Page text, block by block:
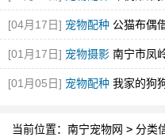
[04月17日] 宠物配种 公猫布偶
[01月17日] 宠物摄影 南宁市凤
影艺术节[图]
[01月05日] 宠物配种 我家的狗
当前位置： 南宁宠物网 > 分类